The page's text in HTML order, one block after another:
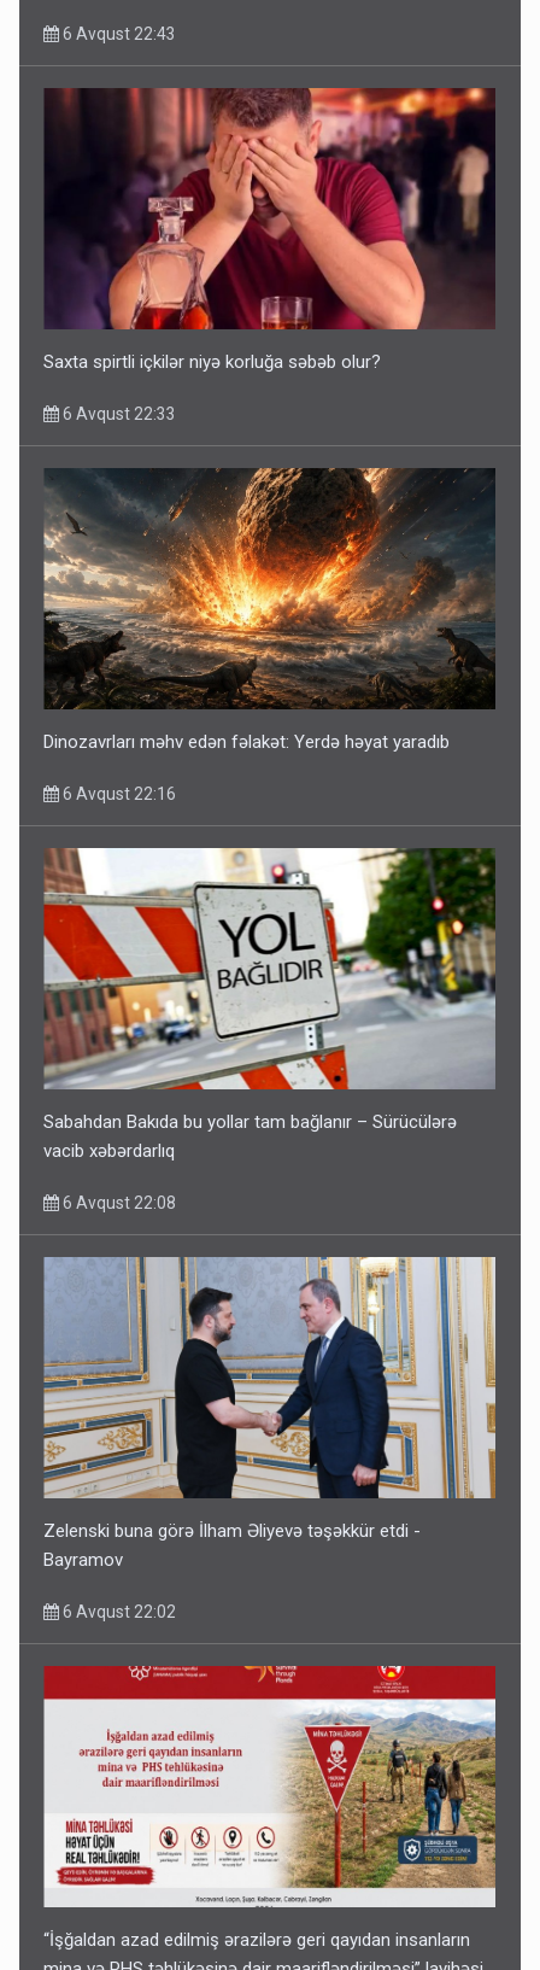
6 Avqust 22:43
Saxta spirtli içkilər niyə korluğa səbəb olur?
6 Avqust 22:33
Dinozavrları məhv edən fəlakət: Yerdə həyat yaradıb
6 Avqust 22:16
Sabahdan Bakıda bu yollar tam bağlanır – Sürücülərə
vacib xəbərdarlıq
6 Avqust 22:08
Zelenski buna görə İlham Əliyevə təşəkkür etdi -
Bayramov
6 Avqust 22:02
“İşğaldan azad edilmiş ərazilərə geri qayıdan insanların